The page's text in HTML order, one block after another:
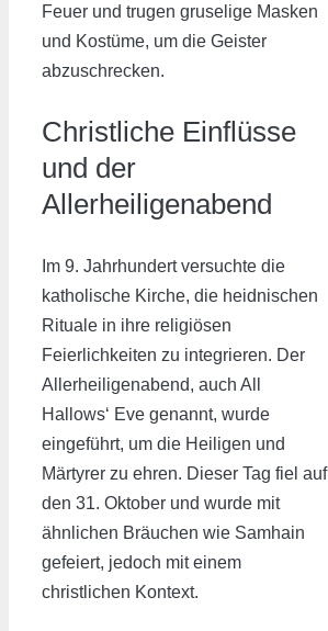
Feuer und trugen gruselige Masken
und Kostüme, um die Geister
abzuschrecken.
Christliche Einflüsse
und der
Allerheiligenabend
Im 9. Jahrhundert versuchte die
katholische Kirche, die heidnischen
Rituale in ihre religiösen
Feierlichkeiten zu integrieren. Der
Allerheiligenabend, auch All
Hallows‘ Eve genannt, wurde
eingeführt, um die Heiligen und
Märtyrer zu ehren. Dieser Tag fiel auf
den 31. Oktober und wurde mit
ähnlichen Bräuchen wie Samhain
gefeiert, jedoch mit einem
christlichen Kontext.